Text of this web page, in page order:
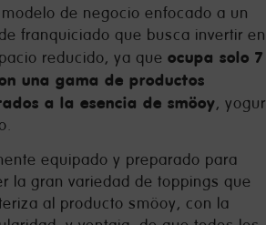
de negocio enfocado a un
franquiciado que busca invertir en
reducido, ya que ocupa solo 7
una gama de productos
a la esencia de smöoy, yogur
equipado y preparado para
la gran variedad de toppings que
al producto smöoy, con la